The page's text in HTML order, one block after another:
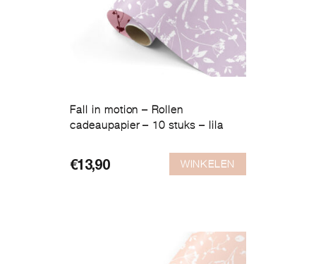
Fall in motion – Rollen
cadeaupapier – 10 stuks – lila
€13,90 WINKELEN